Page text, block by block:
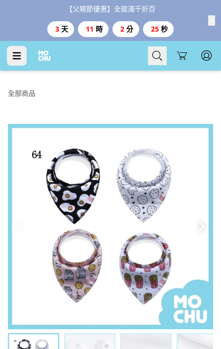
【父親節優惠】全館滿千折百
3 天 11 時 2 分 24 秒
Cart
全部商品